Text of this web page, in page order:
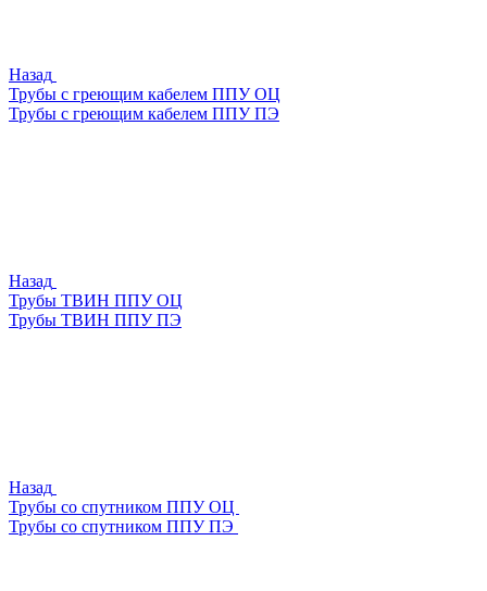
Назад
Трубы с греющим кабелем ППУ ОЦ
Трубы с греющим кабелем ППУ ПЭ
Назад
Трубы ТВИН ППУ ОЦ
Трубы ТВИН ППУ ПЭ
Назад
Трубы со спутником ППУ ОЦ
Трубы со спутником ППУ ПЭ